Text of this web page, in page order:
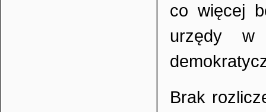
co więcej
urzędy w
Brak